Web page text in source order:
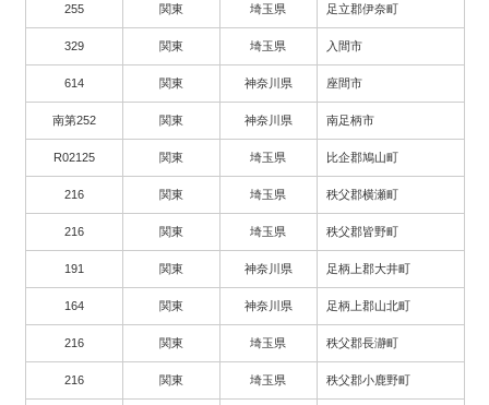
255 関東 埼玉県 足立郡伊奈町
329 関東 埼玉県 入間市
614 関東 神奈川県 座間市
南第252 関東 神奈川県 南足柄市
R02125 関東 埼玉県 比企郡鳩山町
216 関東 埼玉県 秩父郡横瀬町
216 関東 埼玉県 秩父郡皆野町
191 関東 神奈川県 足柄上郡大井町
164 関東 神奈川県 足柄上郡山北町
216 関東 埼玉県 秩父郡長瀞町
216 関東 埼玉県 秩父郡小鹿野町